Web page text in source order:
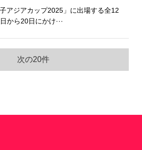
アジアカップ2025」に出場する全12
ら20日にかけ···
次の20件